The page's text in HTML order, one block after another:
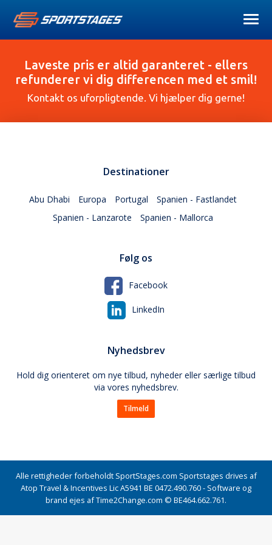
Laveste pris er altid garanteret - ellers
refunderer vi dig differencen med et smil!
Kontakt os uforpligtende. Vi hjælper dig gerne!
Destinationer
Abu Dhabi Europa Portugal
Spanien - Fastlandet
Spanien - Lanzarote
Spanien - Mallorca
Følg os
Facebook
LinkedIn
Nyhedsbrev
Hold dig orienteret om nye tilbud, nyheder eller særlige tilbud
via vores nyhedsbrev.
Tilmeld
Alle rettigheder forbeholdt SportStages.com Sportstages drives af
Atop Travel & Incentives Lic A5941 BE 0472.490.760 - Software og
brand ejes af Time2Change.com © BE464.662.761.